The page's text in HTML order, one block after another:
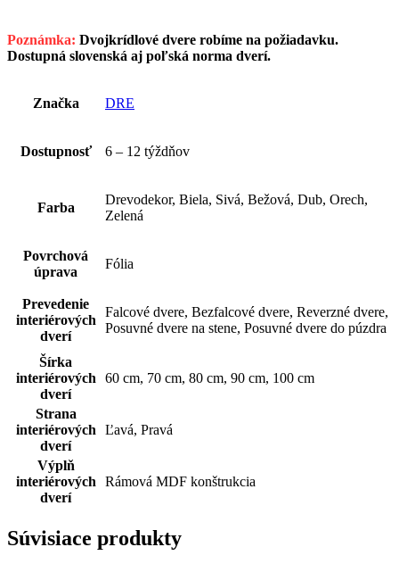
Poznámka: Dvojkrídlové dvere robíme na požiadavku.
Dostupná slovenská aj poľská norma dverí.
Značka DRE
Dostupnosť 6 – 12 týždňov
Farba
Drevodekor, Biela, Sivá, Bežová, Dub, Orech,
Zelená
Povrchová
úprava
Fólia
Prevedenie
interiérových
dverí
Falcové dvere, Bezfalcové dvere, Reverzné dvere,
Posuvné dvere na stene, Posuvné dvere do púzdra
Šírka
interiérových
dverí
60 cm, 70 cm, 80 cm, 90 cm, 100 cm
Strana
interiérových
dverí
Ľavá, Pravá
Výplň
interiérových
dverí
Rámová MDF konštrukcia
Súvisiace produkty